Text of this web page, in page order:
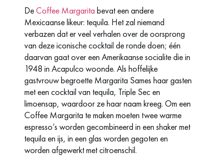
DeCoffee Margarita bevat een andere
Mexicaanse likeur: tequila. Het zal niemand
verbazen dat er veel verhalen over de oorsprong
van deze iconische cocktail de ronde doen; één
daarvan gaat over een Amerikaanse socialite die in
1948 in Acapulco woonde. Als hoffelijke
gastvrouw begroette Margarita Sames haar gasten
met een cocktail van tequila, Triple Sec en
limoensap, waardoor ze haar naam kreeg. Om een
Coffee Margarita te maken moeten twee warme
espresso’s worden gecombineerd in een shaker met
tequila en ijs, in een glas worden gegoten en
worden afgewerkt met citroenschil.